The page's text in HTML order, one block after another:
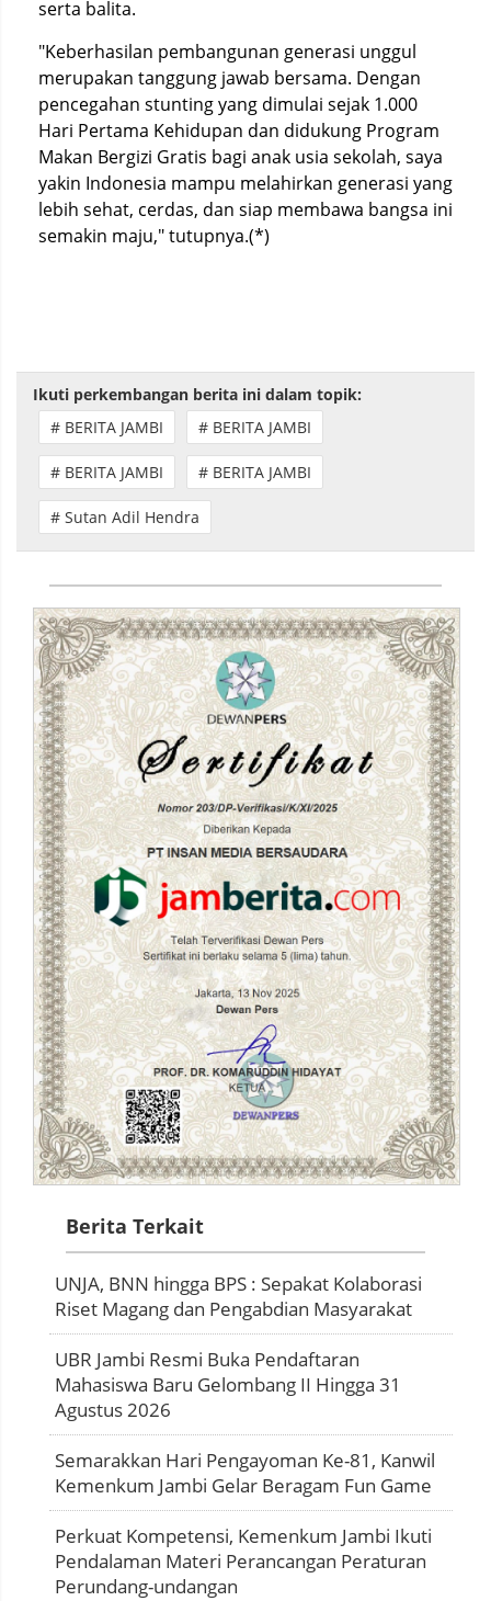
serta balita.
"Keberhasilan pembangunan generasi unggul
merupakan tanggung jawab bersama. Dengan
pencegahan stunting yang dimulai sejak 1.000
Hari Pertama Kehidupan dan didukung Program
Makan Bergizi Gratis bagi anak usia sekolah, saya
yakin Indonesia mampu melahirkan generasi yang
lebih sehat, cerdas, dan siap membawa bangsa ini
semakin maju," tutupnya.(*)
Ikuti perkembangan berita ini dalam topik:
# BERITA JAMBI
# BERITA JAMBI
# BERITA JAMBI # BERITA JAMBI
# Sutan Adil Hendra
Berita Terkait
UNJA, BNN hingga BPS : Sepakat Kolaborasi
Riset Magang dan Pengabdian Masyarakat
UBR Jambi Resmi Buka Pendaftaran
Mahasiswa Baru Gelombang II Hingga 31
Agustus 2026
Semarakkan Hari Pengayoman Ke-81, Kanwil
Kemenkum Jambi Gelar Beragam Fun Game
Perkuat Kompetensi, Kemenkum Jambi Ikuti
Pendalaman Materi Perancangan Peraturan
Perundang-undangan